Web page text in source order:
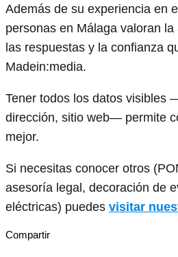
Además de su experiencia en
personas en Málaga valoran
las respuestas y la confianza
Madein:media.
Tener todos los datos visibles
dirección, sitio web— permite
mejor.
Si necesitas conocer otros
asesoría legal, decoración de
eléctricas) puedes visitar
Compartir